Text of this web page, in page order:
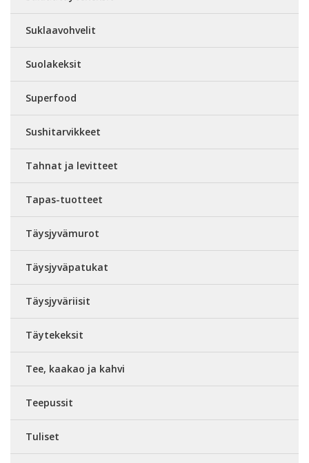
Suklaavohvelit
Suolakeksit
Superfood
Sushitarvikkeet
Tahnat ja levitteet
Tapas-tuotteet
Täysjyvämurot
Täysjyväpatukat
Täysjyväriisit
Täytekeksit
Tee, kaakao ja kahvi
Teepussit
Tuliset